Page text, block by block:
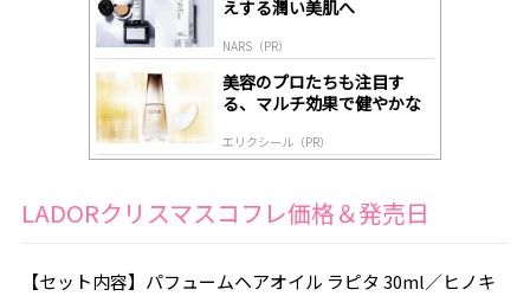
えする潤い美肌へ
NARS（PR）
美容のプロたちも注目す
る、マルチ効果で健やかな
エリクシール（PR）
LADORクリスマスコフレ価格＆発売日
【セット内容】パフュームヘアオイル ラピタ 30ml／ヒノキ